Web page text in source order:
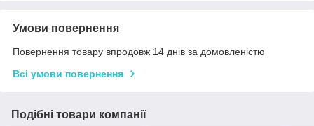
Умови повернення
Повернення товару впродовж 14 днів за домовленістю
Всі умови повернення
Подібні товари компанії